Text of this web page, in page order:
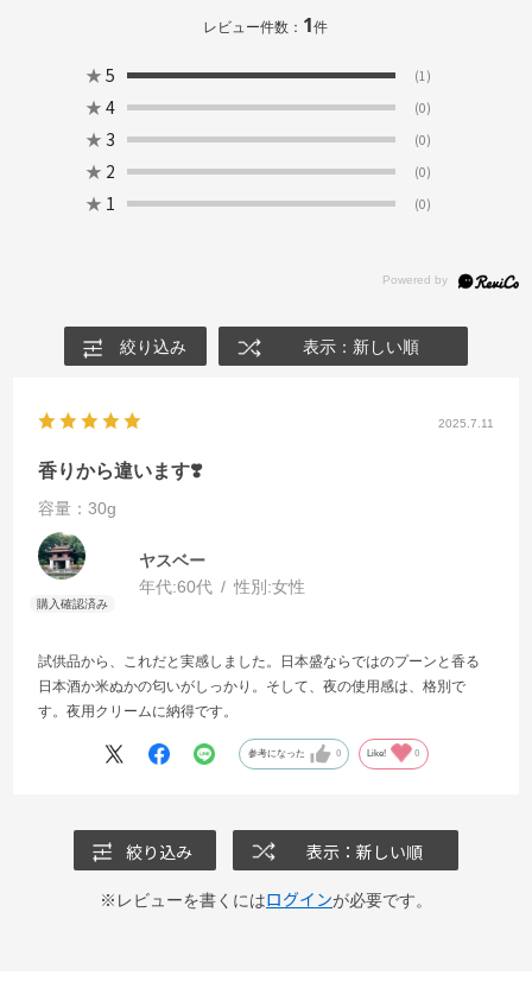
レビュー件数： 1件
★ 5 (1)
★ 4 (0)
★ 3 (0)
★ 2 (0)
★ 1 (0)
絞り込み 表示：新しい順
2025.7.11
香りから違います❣️
容量：30g
ヤスベー
年代:60代 性別:女性
試供品から、これだと実感しました。日本盛ならではのプーンと香る
日本酒か米ぬかの匂いがしっかり。そして、夜の使用感は、格別で
す。夜用クリームに納得です。
参考になった 0 Like! 0
絞り込み 表示：新しい順
※レビューを書くにはログインが必要です。